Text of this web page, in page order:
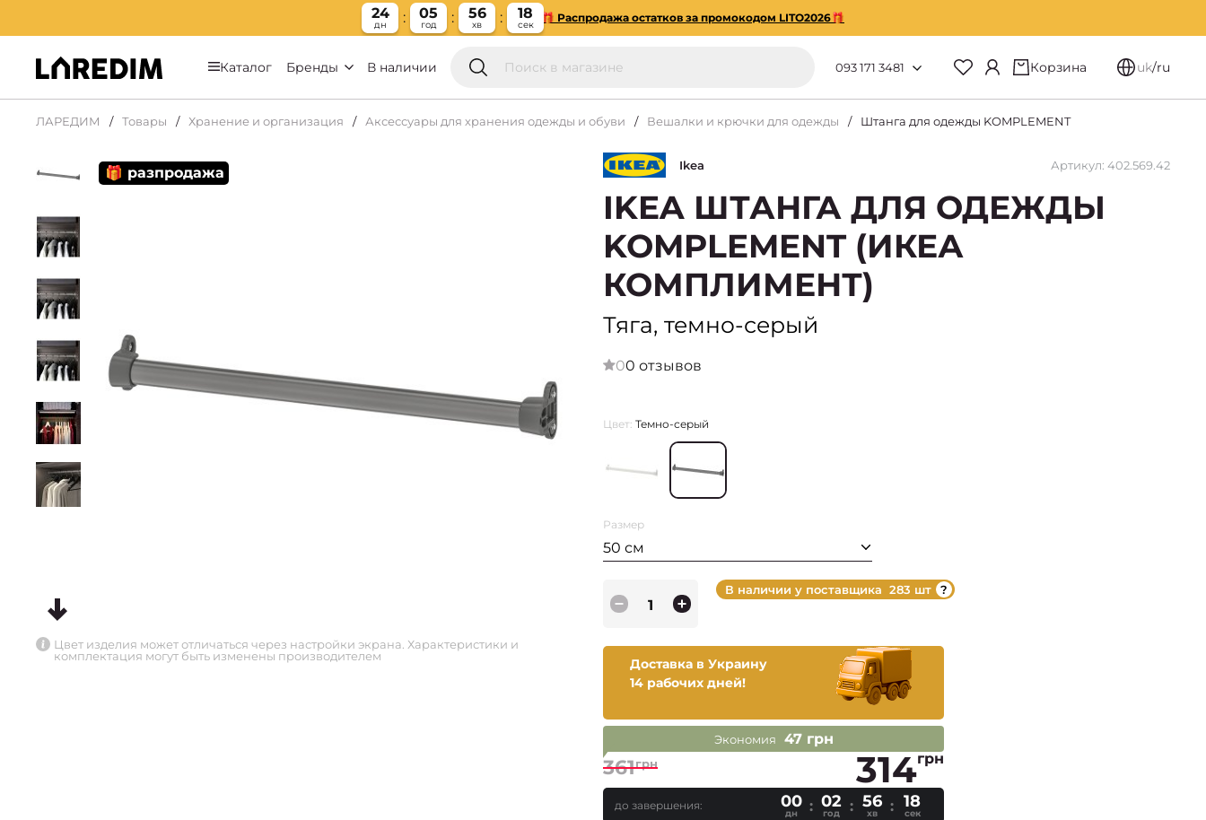
24
дн
05
год
56
хв
17
сек
🎁 Распродажа остатков за промокодом LITO2026🎁
Каталог Бренды В наличии 093 171 3481 Корзина uk/ru
ЛАРЕДИМ Товары Хранение и организация Аксессуары для хранения одежды и обуви Вешалки и крючки для одежды Штанга для одежды KOMPLEMENT
🎁 разпродажа
Цвет изделия может отличаться через настройки экрана. Характеристики и
комплектация могут быть изменены производителем
Ikea Артикул: 402.569.42
IKEA ШТАНГА ДЛЯ ОДЕЖДЫ
KOMPLEMENT (ИКЕА
КОМПЛИМЕНТ)
Тяга, темно-серый
00 отзывов
Цвет: Темно-серый
Размер
50 см
В наличии у поставщика 283 шт
Доставка в Украину
14 рабочих дней!
Экономия 47 грн
361грн 314грн
до завершения: 00
дн
02
год
56
хв
18
сек